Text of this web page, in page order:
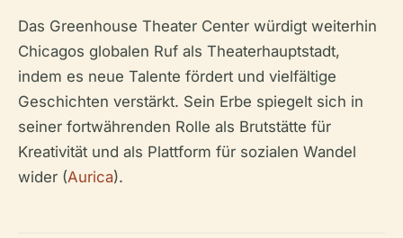
Das Greenhouse Theater Center würdigt weiterhin
Chicagos globalen Ruf als Theaterhauptstadt,
indem es neue Talente fördert und vielfältige
Geschichten verstärkt. Sein Erbe spiegelt sich in
seiner fortwährenden Rolle als Brutstätte für
Kreativität und als Plattform für sozialen Wandel
wider (Aurica).